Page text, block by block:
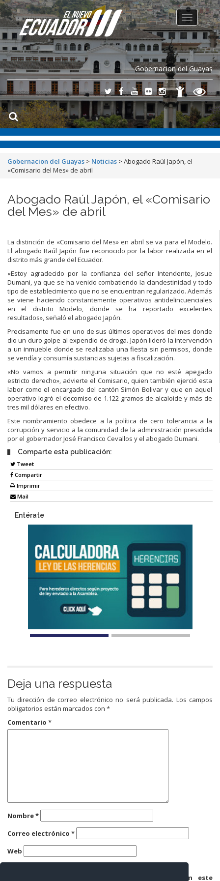
Gobernacion del Guayas
Toggle
navigation
Gobernacion del Guayas > Noticias > Abogado Raúl Japón, el
«Comisario del Mes» de abril
Abogado Raúl Japón, el «Comisario
del Mes» de abril
La distinción de «Comisario del Mes» en abril se va para el Modelo.
El abogado Raúl Japón fue reconocido por la labor realizada en el
distrito más grande del Ecuador.
«Estoy agradecido por la confianza del señor Intendente, Josue
Dumani, ya que se ha venido combatiendo la clandestinidad y todo
tipo de establecimiento que no se encuentran regularizado. Además
se viene haciendo constantemente operativos antidelincuenciales
en el distrito Modelo, donde se ha reportado excelentes
resultados», señaló el abogado Japón.
Precisamente fue en uno de sus últimos operativos del mes donde
dio un duro golpe al expendio de droga. Japón lideró la intervención
a un inmueble donde se realizaba una fiesta sin permisos, donde
se vendía y consumía sustancias sujetas a fiscalización.
«No vamos a permitir ninguna situación que no esté apegado
estricto derecho», advierte el Comisario, quien también ejerció esta
labor como el encargado del cantón Simón Bolivar y que en aquel
operativo logró el decomiso de 1.122 gramos de alcaloide y más de
tres mil dólares en efectivo.
Este nombramiento obedece a la política de cero tolerancia a la
corrupción y servicio a la comunidad de la administración presidida
por el gobernador José Francisco Cevallos y el abogado Dumani.
Comparte esta publicación:
Tweet
Compartir
Imprimir
Mail
Entérate
Deja una respuesta
Tu dirección de correo electrónico no será publicada. Los campos
obligatorios están marcados con *
Comentario *
Nombre*
Correo electrónico *
Web
Guarda mi nombre, correo electrónico y web en este